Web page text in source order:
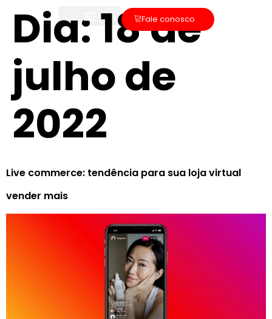
Fale conosco
Dia:18 de
julho de
2022
Live commerce: tendência para sua loja virtual
vender mais